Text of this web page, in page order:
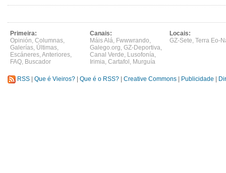
Primeira:
Opinión, Columnas,
Galerías, Últimas,
Escáneres,Anteriores,
FAQ, Buscador
Canais:
Máis Alá, Fwwwrando,
Galego.org, GZ-Deportiva,
Canal Verde, Lusofonía,
Irimia, Cartafol , Murguía
Locais:
GZ-Sete, Terra Eo-
RSS Que é Vieiros? Que é o RSS? Creative Commons Publicidade